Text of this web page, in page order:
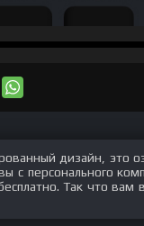
дизайн, это
с персонального
Так что вам